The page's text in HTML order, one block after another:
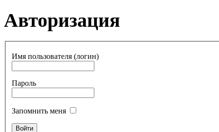
Авторизация
Имя пользователя (логин)
Пароль
Запомнить меня